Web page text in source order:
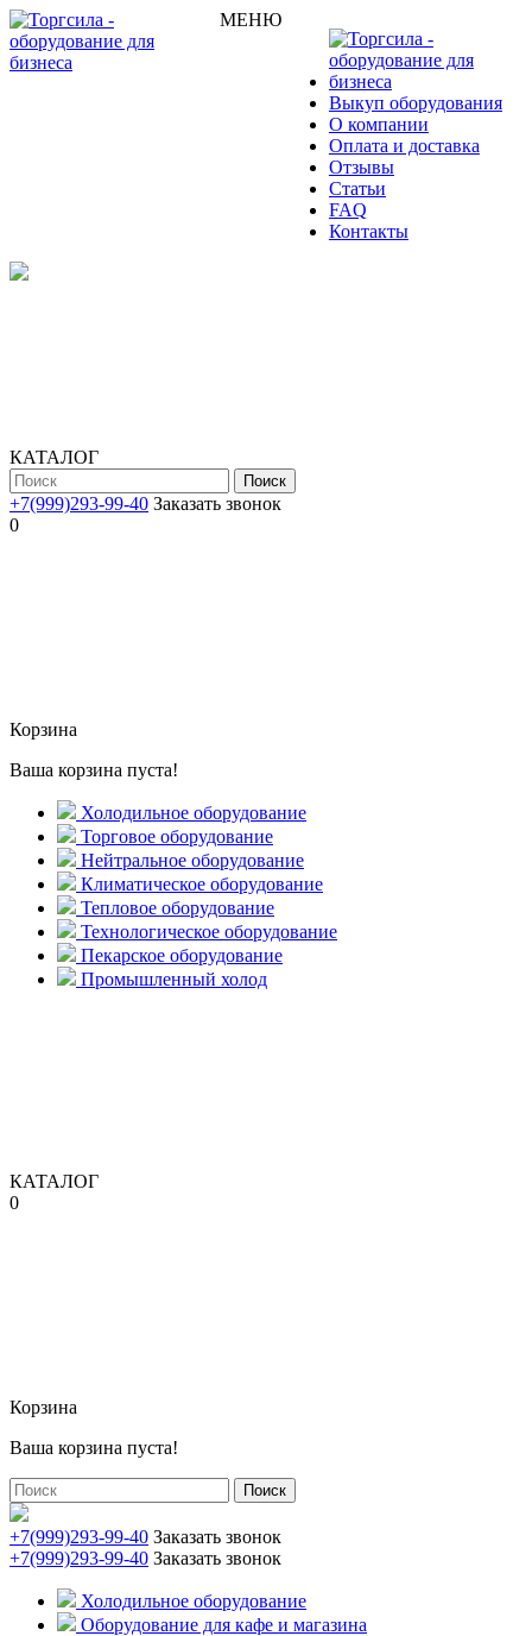
МЕНЮ
Выкуп оборудования
О компании
Оплата и доставка
Отзывы
Статьи
FAQ
Контакты
КАТАЛОГ
Поиск
+7(999)293-99-40 Заказать звонок
0
Корзина
Ваша корзина пуста!
Холодильное оборудование
Торговое оборудование
Нейтральное оборудование
Климатическое оборудование
Тепловое оборудование
Технологическое оборудование
Пекарское оборудование
Промышленный холод
КАТАЛОГ
0
Корзина
Ваша корзина пуста!
Поиск
+7(999)293-99-40 Заказать звонок
+7(999)293-99-40 Заказать звонок
Холодильное оборудование
Оборудование для кафе и магазина